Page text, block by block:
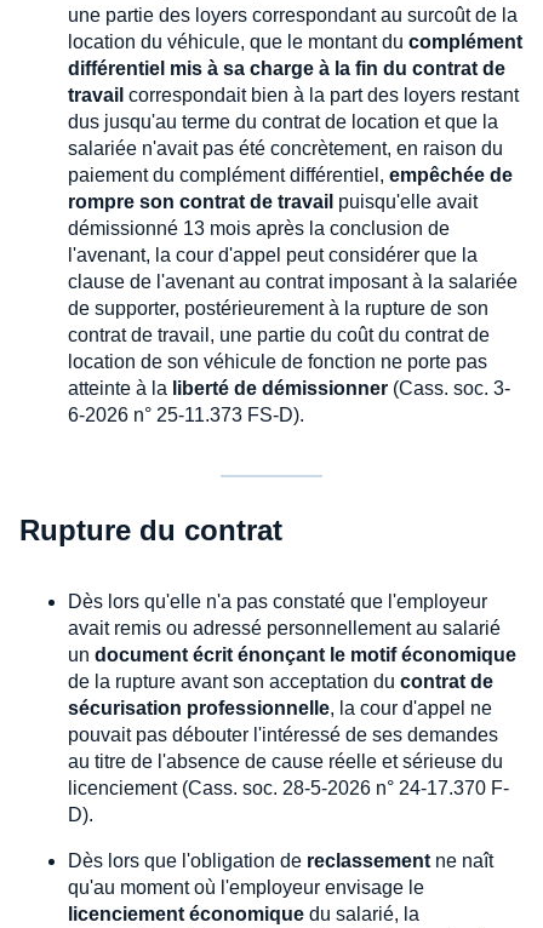
une partie des loyers correspondant au surcoût de la
location du véhicule, que le montant du complément
différentiel mis à sa charge à la fin du contrat de
travail correspondait bien à la part des loyers restant
dus jusqu'au terme du contrat de location et que la
salariée n'avait pas été concrètement, en raison du
paiement du complément différentiel, empêchée de
rompre son contrat de travail puisqu'elle avait
démissionné 13 mois après la conclusion de
l'avenant, la cour d'appel peut considérer que la
clause de l'avenant au contrat imposant à la salariée
de supporter, postérieurement à la rupture de son
contrat de travail, une partie du coût du contrat de
location de son véhicule de fonction ne porte pas
atteinte à la liberté de démissionner (Cass. soc. 3-
6-2026 n° 25-11.373 FS-D).
Rupture du contrat
Dès lors qu'elle n'a pas constaté que l'employeur
avait remis ou adressé personnellement au salarié
un document écrit énonçant le motif économique
de la rupture avant son acceptation du contrat de
sécurisation professionnelle, la cour d'appel ne
pouvait pas débouter l'intéressé de ses demandes
au titre de l'absence de cause réelle et sérieuse du
licenciement (Cass. soc. 28-5-2026 n° 24-17.370 F-
D).
Dès lors que l'obligation de reclassement ne naît
qu'au moment où l'employeur envisage le
licenciement économique du salarié, la